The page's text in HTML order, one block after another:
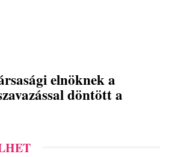
elnöknek a
döntött a